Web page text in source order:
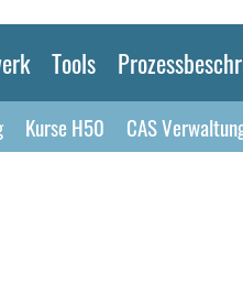
Tools
Kurse H50 CAS